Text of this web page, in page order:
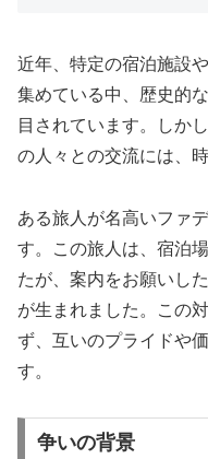
近年、特定の宿泊施設
集めている中、歴史的
目されています。しか
の人々との交流には、
ある旅人が名高いファ
す。この旅人は、宿泊
たが、案内をお願いし
が生まれました。この
ず、互いのプライドや
す。
争いの背景